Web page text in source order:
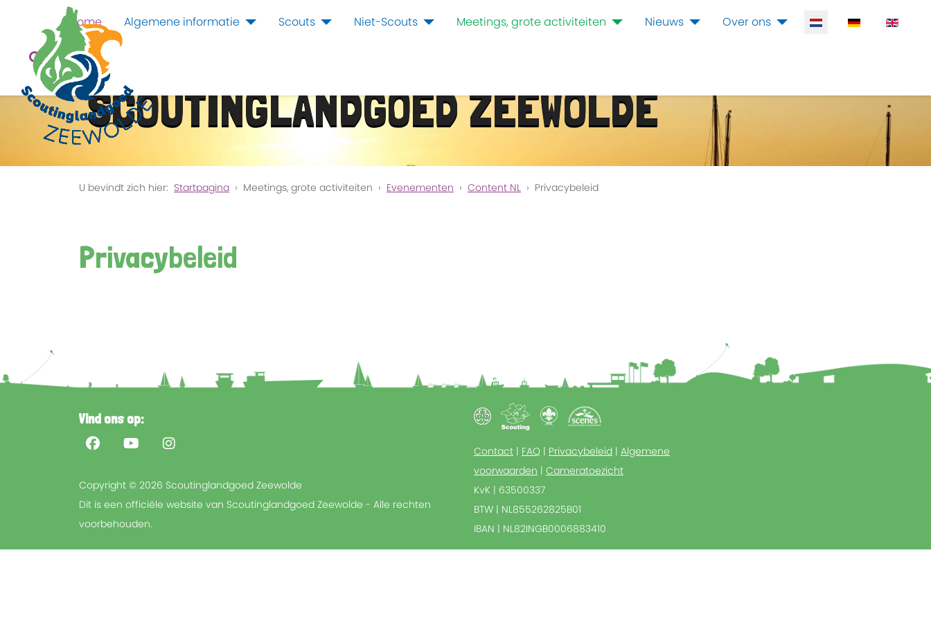
Home Algemene informatie Scouts Niet-Scouts Meetings, grote activiteiten Nieuws Over ons Selecteer de taal
SCOUTINGLANDGOED ZEEWOLDE
U bevindt zich hier: Startpagina Meetings, grote activiteiten Evenementen Content NL Privacybeleid
Privacybeleid
Vind ons op:
Copyright © 2026 Scoutinglandgoed Zeewolde
Dit is een officiële website van Scoutinglandgoed Zeewolde - Alle rechten
voorbehouden.
Contact | FAQ | Privacybeleid | Algemene
voorwaarden | Cameratoezicht
KvK | 63500337
BTW | NL855262825B01
IBAN | NL82INGB0006883410